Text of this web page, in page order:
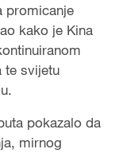
promicanje
kako je Kina
te svijetu
pokazalo da
mirnog